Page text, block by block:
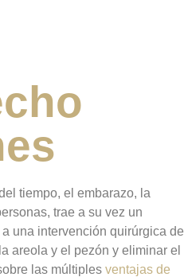
tiempo, el embarazo, la
trae a su vez un
una intervención quirúrgica de
areola y el pezón y eliminar el
las múltiples ventajas de